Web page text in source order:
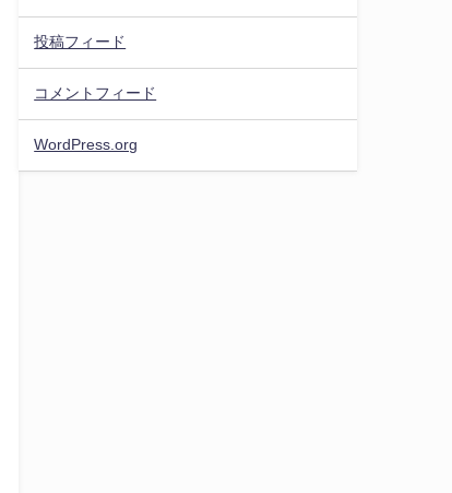
投稿フィード
コメントフィード
WordPress.org